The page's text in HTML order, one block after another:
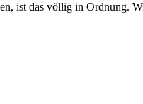
ist das völlig in Ordnung.